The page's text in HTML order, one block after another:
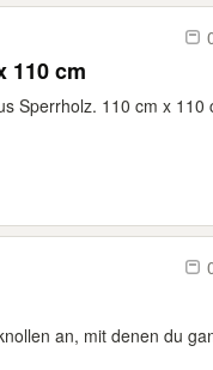
110 cm
Sperrholz. 110 cm x 110
an, mit denen du